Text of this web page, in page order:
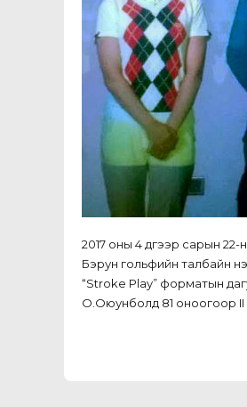
2017 оны 4 дүгээр сарын
Бэрун гольфийн талбайн
“Stroke Play” форматын
О.Оюунболд 81 оноогоор II